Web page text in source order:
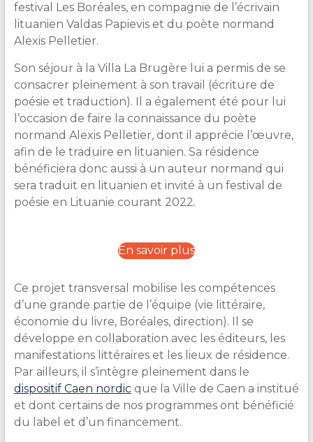
festival Les Boréales, en compagnie de l’écrivain
lituanien Valdas Papievis et du poète normand
Alexis Pelletier.
Son séjour à la Villa La Brugère lui a permis de se
consacrer pleinement à son travail (écriture de
poésie et traduction). Il a également été pour lui
l’occasion de faire la connaissance du poète
normand Alexis Pelletier, dont il apprécie l’œuvre,
afin de le traduire en lituanien. Sa résidence
bénéficiera donc aussi à un auteur normand qui
sera traduit en lituanien et invité à un festival de
poésie en Lituanie courant 2022.
En savoir plus
Ce projet transversal mobilise les compétences
d’une grande partie de l’équipe (vie littéraire,
économie du livre, Boréales, direction). Il se
développe en collaboration avec les éditeurs, les
manifestations littéraires et les lieux de résidence.
Par ailleurs, il s’intègre pleinement dans le
dispositif Caen nordicque la Ville de Caen a institué
et dont certains de nos programmes ont bénéficié
du label et d’un financement.